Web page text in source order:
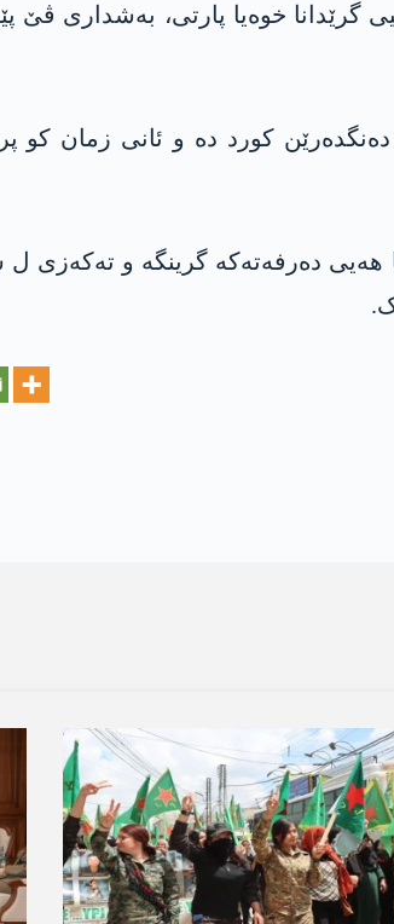
خوەیا پارتی، بەشداری ڤێ
دەنگدەرێن کورد دە و ئانی زمان
دەرفەتەکە گرینگە و تەکەزی ل